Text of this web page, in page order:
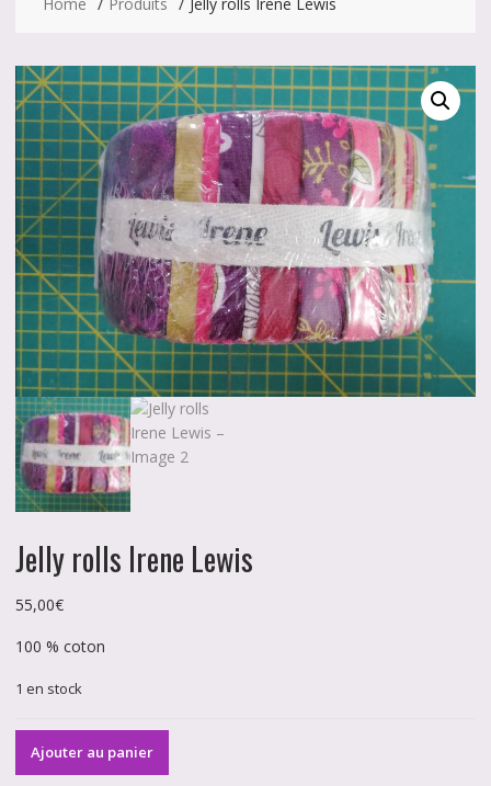
Jelly rolls Irene Lewis
55,00€
100 % coton
1 en stock
Ajouter au panier